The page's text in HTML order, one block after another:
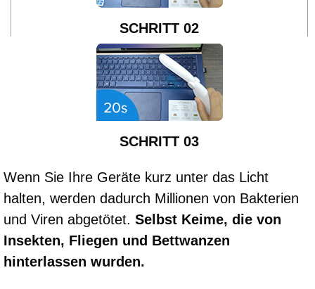
SCHRITT 02
SCHRITT 03
Wenn Sie Ihre Geräte kurz unter das Licht
halten, werden dadurch Millionen von Bakterien
und Viren abgetötet. Selbst Keime, die von
Insekten, Fliegen und Bettwanzen
hinterlassen wurden.